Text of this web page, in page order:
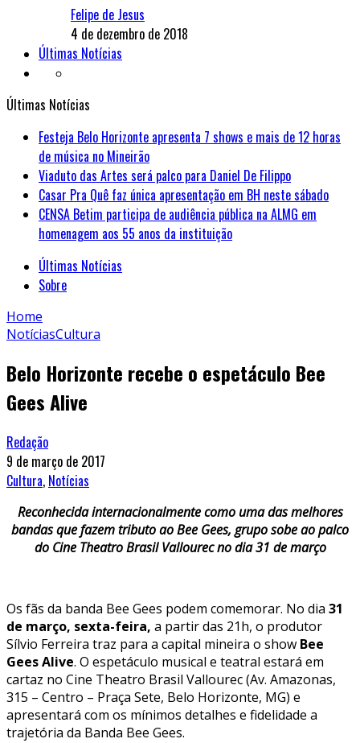
Felipe de Jesus
4 de dezembro de 2018
Últimas Notícias
Últimas Notícias
Festeja Belo Horizonte apresenta 7 shows e mais de 12 horas
de música no Mineirão
Viaduto das Artes será palco para Daniel De Filippo
Casar Pra Quê faz única apresentação em BH neste sábado
CENSA Betim participa de audiência pública na ALMG em
homenagem aos 55 anos da instituição
Últimas Notícias
Sobre
Home
NotíciasCultura
Belo Horizonte recebe o espetáculo Bee
Gees Alive
Redação
9 de março de 2017
Cultura, Notícias
Reconhecida internacionalmente como uma das melhores
bandas que fazem tributo ao Bee Gees, grupo sobe ao palco
do Cine Theatro Brasil Vallourec no dia 31 de março
Os fãs da banda Bee Gees podem comemorar. No dia 31
de março, sexta-feira, a partir das 21h, o produtor
Sílvio Ferreira traz para a capital mineira o show Bee
Gees Alive. O espetáculo musical e teatral estará em
cartaz no Cine Theatro Brasil Vallourec (Av. Amazonas,
315 – Centro – Praça Sete, Belo Horizonte, MG) e
apresentará com os mínimos detalhes e fidelidade a
trajetória da Banda Bee Gees.